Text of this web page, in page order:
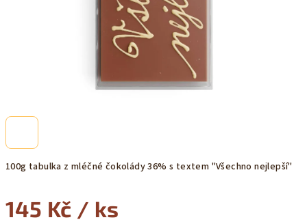
100g tabulka z mléčné čokolády 36% s textem "Všechno nejlepší"
145 Kč / ks